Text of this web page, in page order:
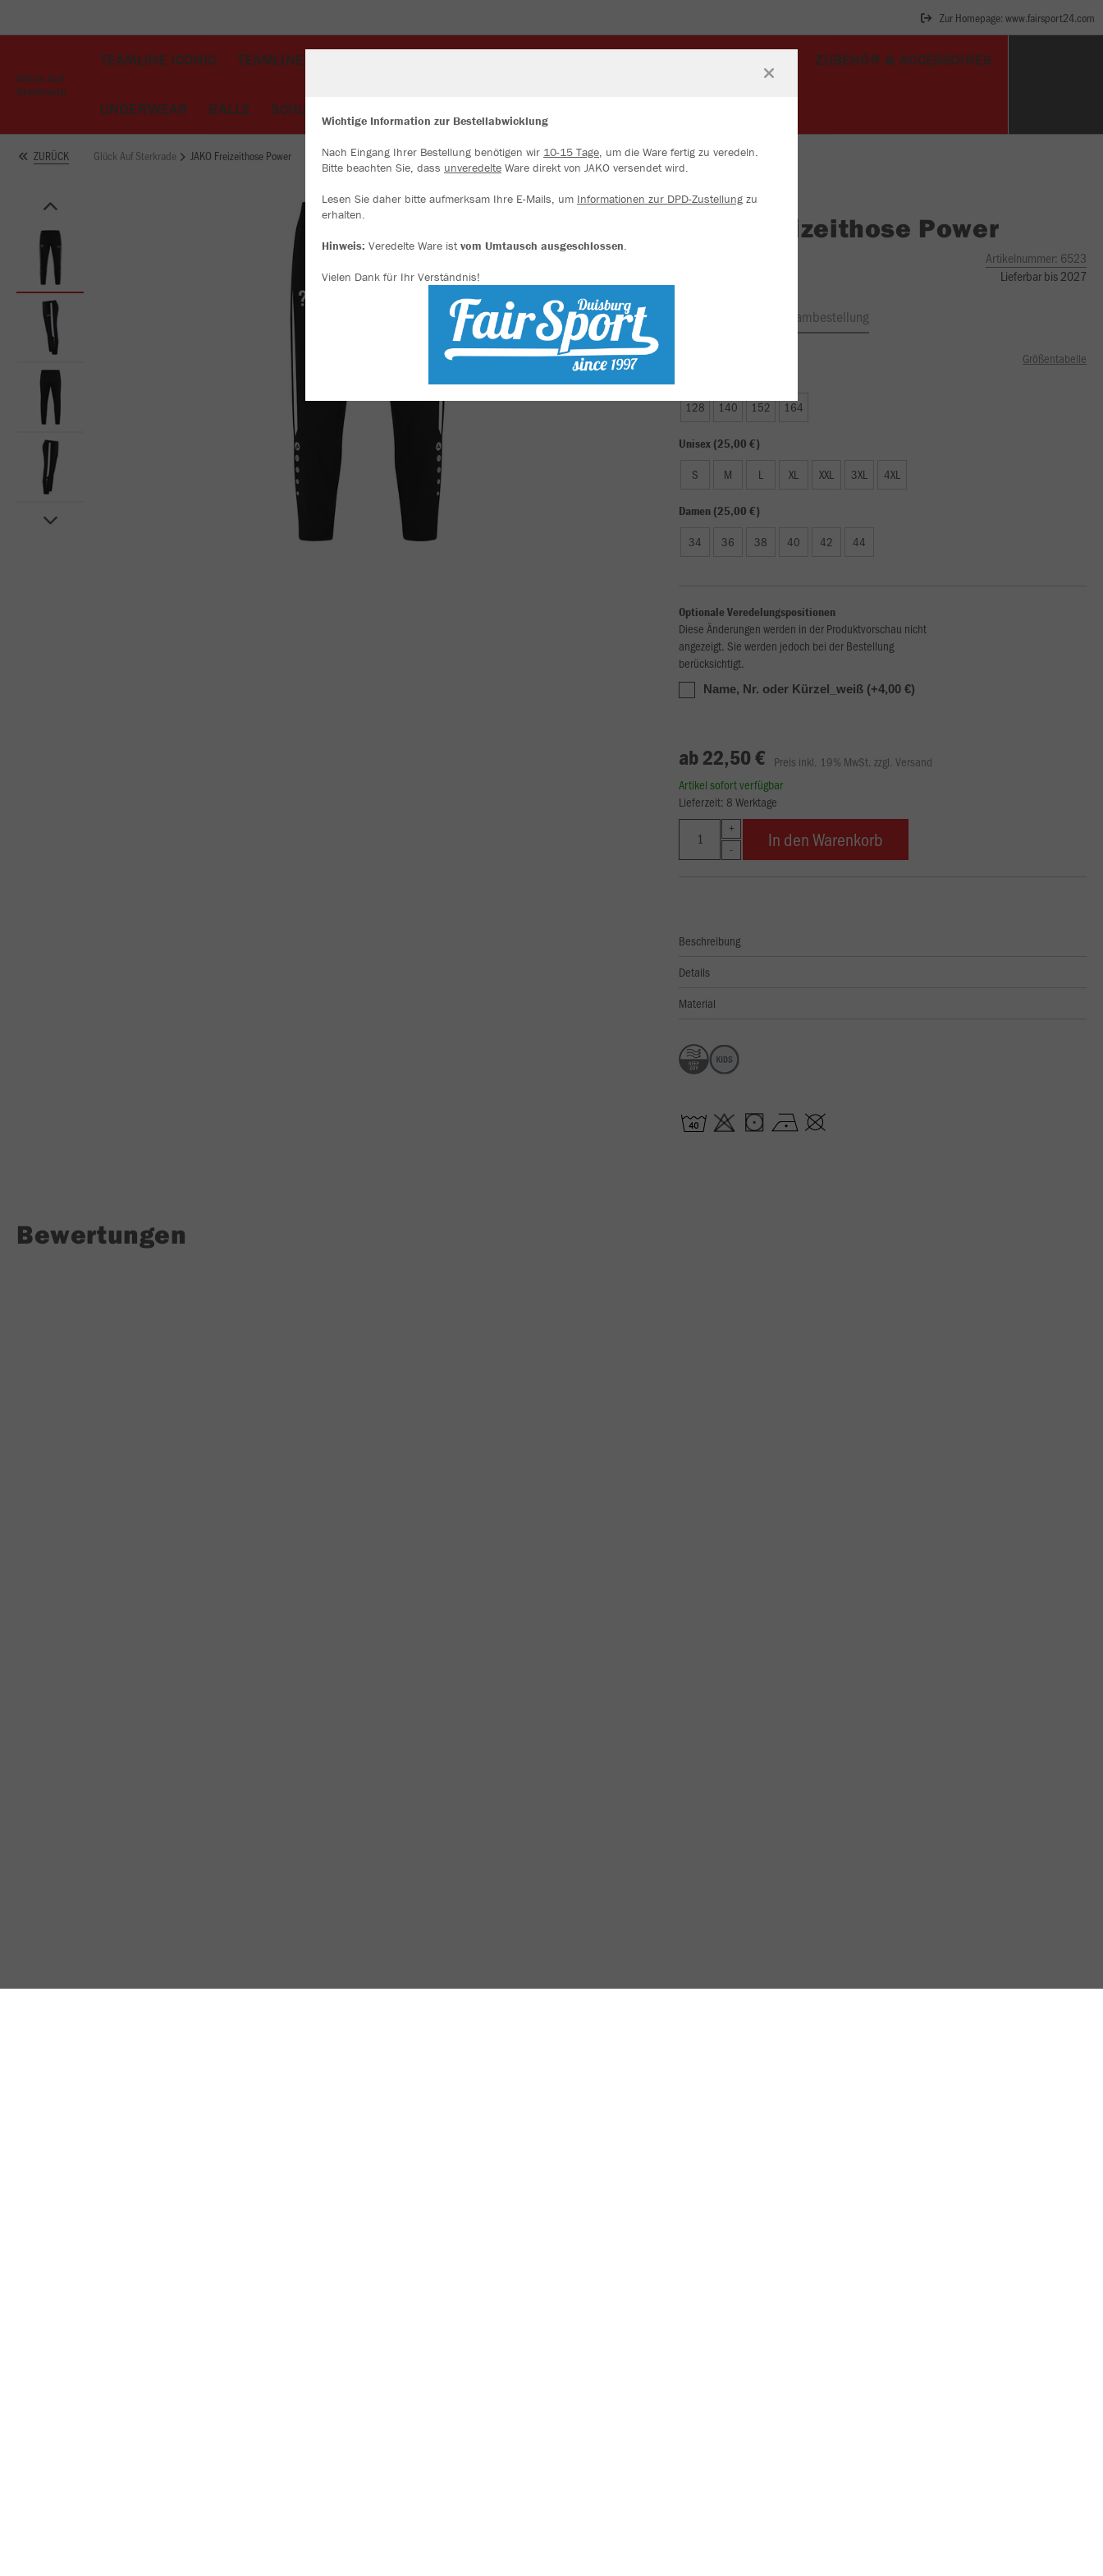
Zur Homepage: www.fairsport24.com
Glück Auf
Sterkrade
TEAMLINE ICONIC TEAMLINE CHALLENGE ZUBEHÖR & ACCESSOIRES
UNDERWEAR BÄLLE SCHUHE
ZURÜCK Glück Auf Sterkrade JAKO Freizeithose Power
Freizeithose Power
Artikelnummer: 6523
Lieferbar bis 2027
Teambestellung
Größentabelle
128 140 152 164
Unisex (25,00 €)
S M L XL XXL 3XL 4XL
Damen (25,00 €)
34 36 38 40 42 44
Optionale Veredelungspositionen
Diese Änderungen werden in der Produktvorschau nicht
angezeigt. Sie werden jedoch bei der Bestellung
berücksichtigt.
Name, Nr. oder Kürzel_weiß (+4,00 €)
ab 22,50 € Preis inkl. 19% MwSt. zzgl. Versand
Artikel sofort verfügbar
Lieferzeit: 8 Werktage
In den Warenkorb
Beschreibung
Details
Material
Bewertungen
Wichtige Information zur Bestellabwicklung
Nach Eingang Ihrer Bestellung benötigen wir 10-15 Tage, um die Ware fertig zu veredeln.
Bitte beachten Sie, dass unveredelte Ware direkt von JAKO versendet wird.
Lesen Sie daher bitte aufmerksam Ihre E-Mails, um Informationen zur DPD-Zustellung zu
erhalten.
Hinweis: Veredelte Ware istvom Umtausch ausgeschlossen.
Vielen Dank für Ihr Verständnis!
Wir verwenden Cookies
Durch die Analyse der Besucherdaten können wir dir personalisierte Inhalte
Cookies findest Du in den Einstellungen.
mehr Infos
Datenschutz Impressum